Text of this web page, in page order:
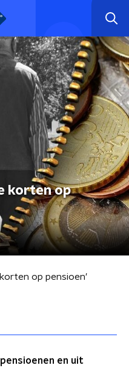
korten op
op pensioen'
en uit